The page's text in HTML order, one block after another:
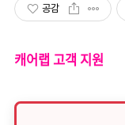
공감
캐어랩 고객 지원